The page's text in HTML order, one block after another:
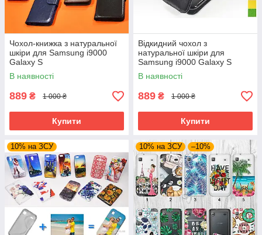
Чохол-книжка з натуральної
шкіри для Samsung i9000
Galaxy S
В наявності
889 ₴ 1 000 ₴
Купити
Відкидний чохол з
натуральної шкіри для
Samsung i9000 Galaxy S
В наявності
889 ₴ 1 000 ₴
Купити
10% на ЗСУ 10% на ЗСУ –10%